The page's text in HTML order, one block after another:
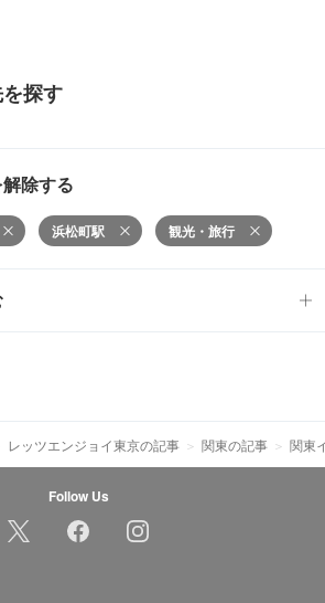
探す
除する
浜松町駅 観光・旅行
レッツエンジョイ東京の記事 関東の記事 関東
Follow Us